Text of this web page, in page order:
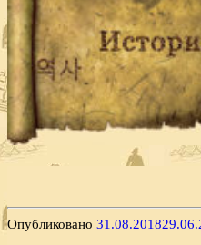
Опубликовано 31.08.2018